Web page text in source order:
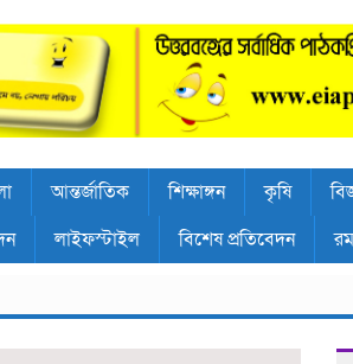
আন্তর্জাতিক শিক্ষাঙ্গন কৃষি
লাইফস্টাইল বিশেষ প্রতিবেদন